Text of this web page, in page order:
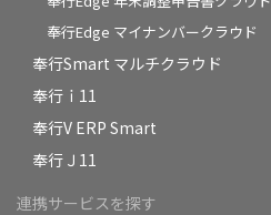
奉行Edge マイナンバークラウド
奉行Smart マルチクラウド
奉行ｉ11
奉行V ERP Smart
奉行Ｊ11
連携サービスを探す